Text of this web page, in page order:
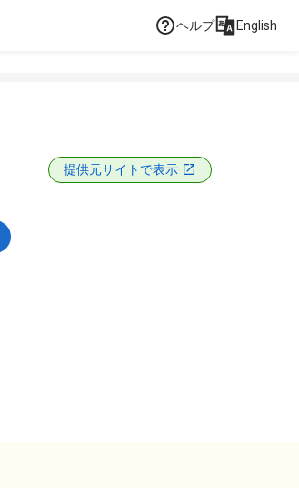
ヘルプ English
提供元サイトで表示